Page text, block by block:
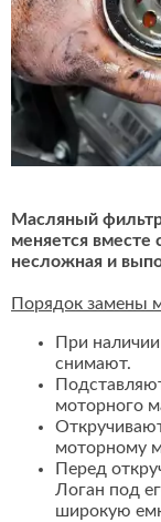
Масляный
меняется
несложная и
Порядок замены
При
снимают.
моторного
моторному
Перед
Логан под
широкую